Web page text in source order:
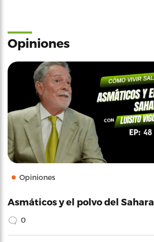
Opiniones
Opiniones
Asmáticos y el polvo del Sahara
0